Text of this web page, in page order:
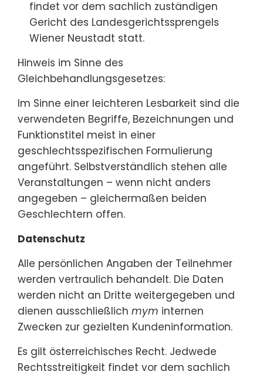
findet vor dem sachlich zuständigen
Gericht des Landesgerichtssprengels
Wiener Neustadt statt.
Hinweis im Sinne des
Gleichbehandlungsgesetzes:
Im Sinne einer leichteren Lesbarkeit sind die
verwendeten Begriffe, Bezeichnungen und
Funktionstitel meist in einer
geschlechtsspezifischen Formulierung
angeführt. Selbstverständlich stehen alle
Veranstaltungen – wenn nicht anders
angegeben – gleichermaßen beiden
Geschlechtern offen.
Datenschutz
Alle persönlichen Angaben der Teilnehmer
werden vertraulich behandelt. Die Daten
werden nicht an Dritte weitergegeben und
dienen ausschließlich mym internen
Zwecken zur gezielten Kundeninformation.
Es gilt österreichisches Recht. Jedwede
Rechtsstreitigkeit findet vor dem sachlich